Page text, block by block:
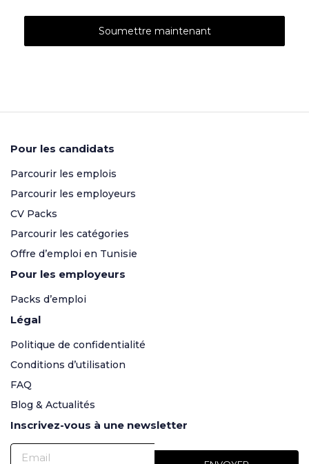
Pour les candidats
Parcourir les emplois
Parcourir les employeurs
CV Packs
Parcourir les catégories
Offre d’emploi en Tunisie
Pour les employeurs
Packs d’emploi
Légal
Politique de confidentialité
Conditions d’utilisation
FAQ
Blog & Actualités
Inscrivez-vous à une newsletter